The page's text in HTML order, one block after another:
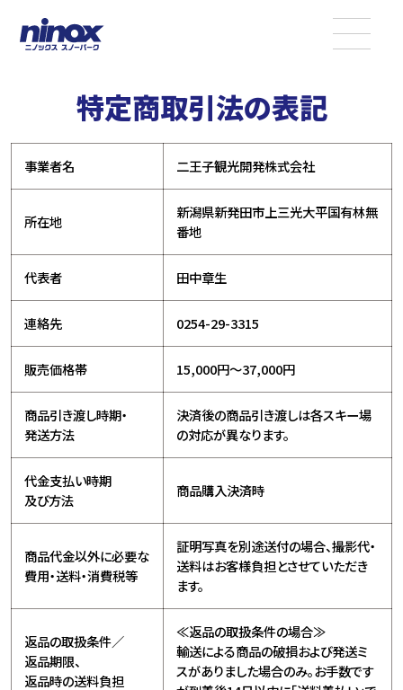
特定商取引法の表記
事業者名 二王子観光開発株式会社
所在地
新潟県新発田市上三光大平国有林無
番地
代表者 田中章生
連絡先 0254-29-3315
販売価格帯 15,000円～37,000円
商品引き渡し時期・
発送方法
決済後の商品引き渡しは各スキー場
の対応が異なります。
代金支払い時期
及び方法
商品購入決済時
商品代金以外に必要な
費用・送料・消費税等
証明写真を別途送付の場合、撮影代・
送料はお客様負担とさせていただき
ます。
返品の取扱条件／
返品期限、
返品時の送料負担
≪返品の取扱条件の場合≫
輸送による商品の破損および発送ミ
スがありました場合のみ。お手数です